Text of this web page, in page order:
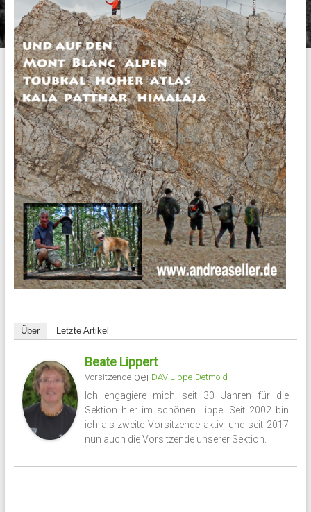
Über Letzte Artikel
Beate Lippert
Vorsitzendebei DAV Lippe-Detmold
Ich engagiere mich seit 30 Jahren für die
Sektion hier im schönen Lippe. Seit 2002 bin
ich als zweite Vorsitzende aktiv, und seit 2017
nun auch die Vorsitzende unserer Sektion.